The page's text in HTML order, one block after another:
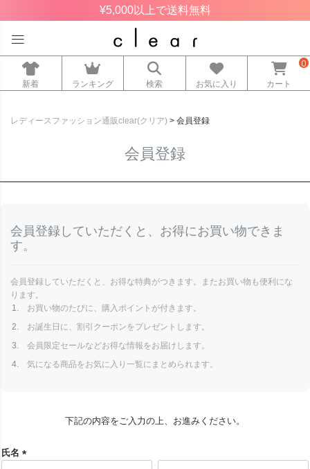
¥5,000以上で送料無料
新着 ランキング 検索 お気に入り カート
0
レディースファッション通販clear(クリア) 会員登録
会員登録
会員登録していただくと、お得にお買い物できま
す。
会員登録していただくと、お得な特典がつきます。またお買い物も便利にな
ります。
お買い物のたびに、購入ポイントが付きます。
お誕生日に、割引クーポンをプレゼントします。
会員限定セールなどお得な情報をお届けします。
気になる商品をお気に入り一覧にまとめられます。
下記の内容をご入力の上、お進みください。
氏名